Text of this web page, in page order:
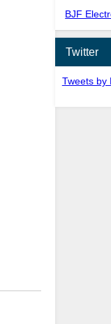
BJF
Twitter
Tweets by